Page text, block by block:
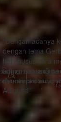
kegiatan
Praja ini
mau